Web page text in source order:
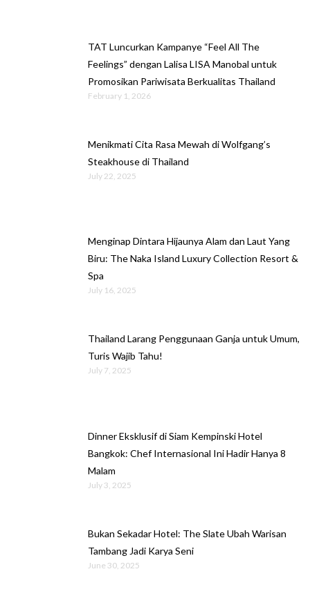
TAT Luncurkan Kampanye “Feel All The
Feelings” dengan Lalisa LISA Manobal untuk
Promosikan Pariwisata Berkualitas Thailand
February 1, 2026
Menikmati Cita Rasa Mewah di Wolfgang’s
Steakhouse di Thailand
July 22, 2025
Menginap Dintara Hijaunya Alam dan Laut Yang
Biru: The Naka Island Luxury Collection Resort &
Spa
July 16, 2025
Thailand Larang Penggunaan Ganja untuk Umum,
Turis Wajib Tahu!
July 7, 2025
Dinner Eksklusif di Siam Kempinski Hotel
Bangkok: Chef Internasional Ini Hadir Hanya 8
Malam
July 3, 2025
Bukan Sekadar Hotel: The Slate Ubah Warisan
Tambang Jadi Karya Seni
June 30, 2025